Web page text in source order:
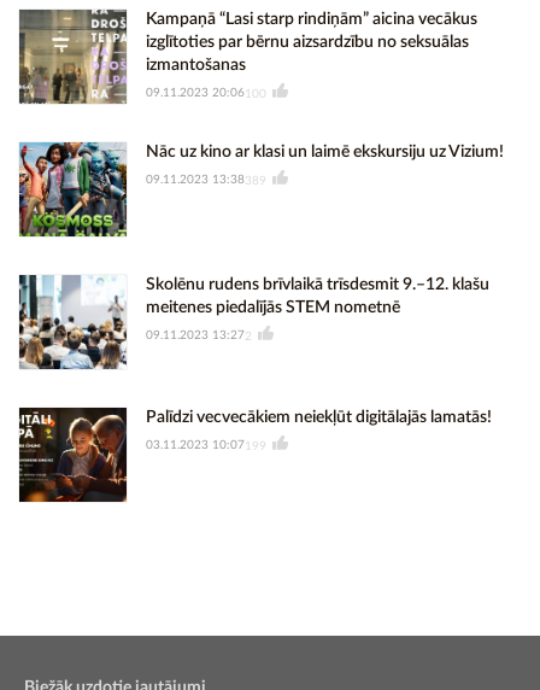
Kampaņā “Lasi starp rindiņām” aicina vecākus
izglītoties par bērnu aizsardzību no seksuālas
izmantošanas
09.11.2023 20:06100
Nāc uz kino ar klasi un laimē ekskursiju uz Vizium!
09.11.2023 13:38 389
Skolēnu rudens brīvlaikā trīsdesmit 9.–12. klašu
meitenes piedalījās STEM nometnē
09.11.2023 13:272
Palīdzi vecvecākiem neiekļūt digitālajās lamatās!
03.11.2023 10:07199